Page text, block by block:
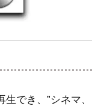
でき、”シネマ、